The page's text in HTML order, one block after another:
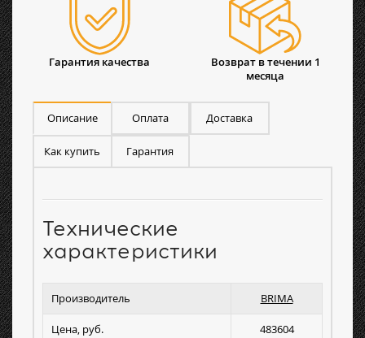
Гарантия качества
Возврат в течении 1
месяца
Описание Оплата Доставка
Как купить Гарантия
Технические
характеристики
Производитель BRIMA
Цена, руб. 483604